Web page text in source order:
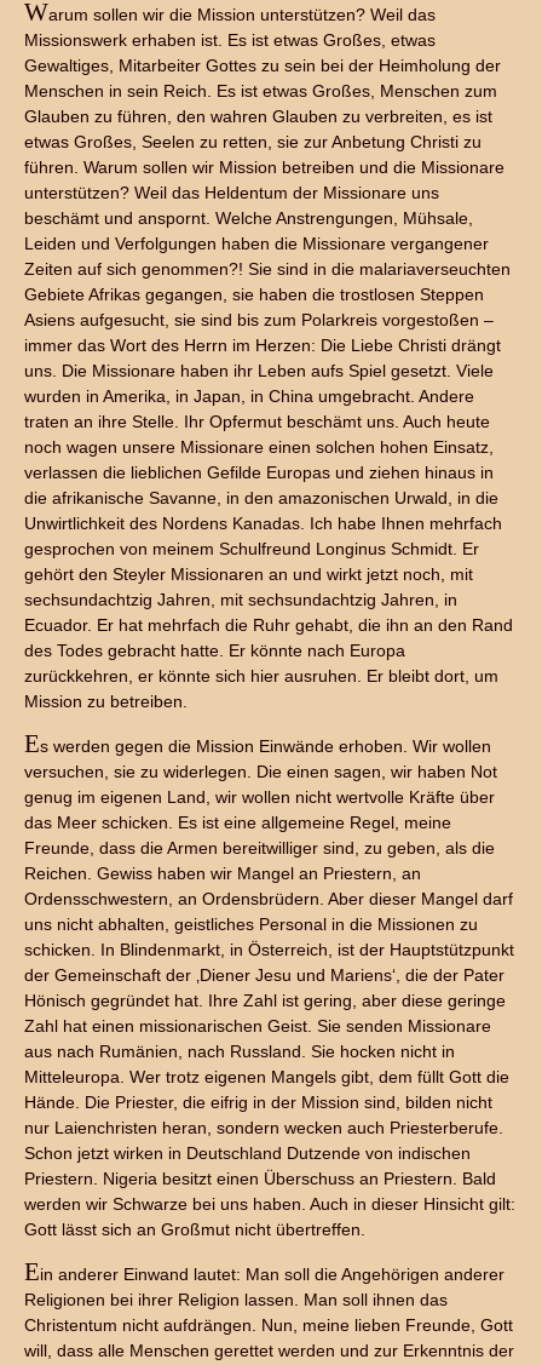
Warum sollen wir die Mission unterstützen? Weil das
Missionswerk erhaben ist. Es ist etwas Großes, etwas
Gewaltiges, Mitarbeiter Gottes zu sein bei der Heimholung der
Menschen in sein Reich. Es ist etwas Großes, Menschen zum
Glauben zu führen, den wahren Glauben zu verbreiten, es ist
etwas Großes, Seelen zu retten, sie zur Anbetung Christi zu
führen. Warum sollen wir Mission betreiben und die Missionare
unterstützen? Weil das Heldentum der Missionare uns
beschämt und anspornt. Welche Anstrengungen, Mühsale,
Leiden und Verfolgungen haben die Missionare vergangener
Zeiten auf sich genommen?! Sie sind in die malariaverseuchten
Gebiete Afrikas gegangen, sie haben die trostlosen Steppen
Asiens aufgesucht, sie sind bis zum Polarkreis vorgestoßen –
immer das Wort des Herrn im Herzen: Die Liebe Christi drängt
uns. Die Missionare haben ihr Leben aufs Spiel gesetzt. Viele
wurden in Amerika, in Japan, in China umgebracht. Andere
traten an ihre Stelle. Ihr Opfermut beschämt uns. Auch heute
noch wagen unsere Missionare einen solchen hohen Einsatz,
verlassen die lieblichen Gefilde Europas und ziehen hinaus in
die afrikanische Savanne, in den amazonischen Urwald, in die
Unwirtlichkeit des Nordens Kanadas. Ich habe Ihnen mehrfach
gesprochen von meinem Schulfreund Longinus Schmidt. Er
gehört den Steyler Missionaren an und wirkt jetzt noch, mit
sechsundachtzig Jahren, mit sechsundachtzig Jahren, in
Ecuador. Er hat mehrfach die Ruhr gehabt, die ihn an den Rand
des Todes gebracht hatte. Er könnte nach Europa
zurückkehren, er könnte sich hier ausruhen. Er bleibt dort, um
Mission zu betreiben.
Es werden gegen die Mission Einwände erhoben. Wir wollen
versuchen, sie zu widerlegen. Die einen sagen, wir haben Not
genug im eigenen Land, wir wollen nicht wertvolle Kräfte über
das Meer schicken. Es ist eine allgemeine Regel, meine
Freunde, dass die Armen bereitwilliger sind, zu geben, als die
Reichen. Gewiss haben wir Mangel an Priestern, an
Ordensschwestern, an Ordensbrüdern. Aber dieser Mangel darf
uns nicht abhalten, geistliches Personal in die Missionen zu
schicken. In Blindenmarkt, in Österreich, ist der Hauptstützpunkt
der Gemeinschaft der ‚Diener Jesu und Mariens‘, die der Pater
Hönisch gegründet hat. Ihre Zahl ist gering, aber diese geringe
Zahl hat einen missionarischen Geist. Sie senden Missionare
aus nach Rumänien, nach Russland. Sie hocken nicht in
Mitteleuropa. Wer trotz eigenen Mangels gibt, dem füllt Gott die
Hände. Die Priester, die eifrig in der Mission sind, bilden nicht
nur Laienchristen heran, sondern wecken auch Priesterberufe.
Schon jetzt wirken in Deutschland Dutzende von indischen
Priestern. Nigeria besitzt einen Überschuss an Priestern. Bald
werden wir Schwarze bei uns haben. Auch in dieser Hinsicht gilt:
Gott lässt sich an Großmut nicht übertreffen.
Ein anderer Einwand lautet: Man soll die Angehörigen anderer
Religionen bei ihrer Religion lassen. Man soll ihnen das
Christentum nicht aufdrängen. Nun, meine lieben Freunde, Gott
will, dass alle Menschen gerettet werden und zur Erkenntnis der